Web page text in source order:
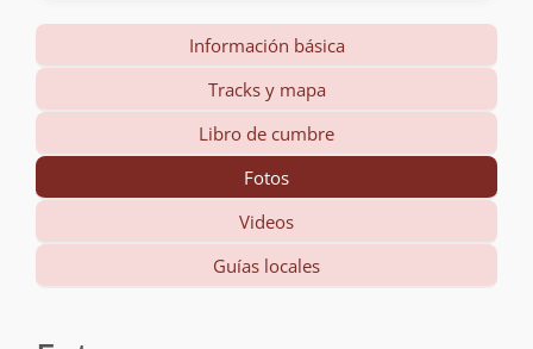
Información básica
Tracks y mapa
Libro de cumbre
Fotos
Videos
Guías locales